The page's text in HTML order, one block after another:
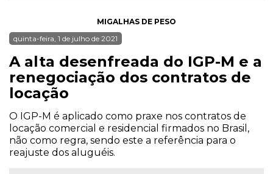
MIGALHAS DE PESO
quinta-feira, 1 de julho de 2021
A alta desenfreada do IGP-M e a
renegociação dos contratos de
locação
O IGP-M é aplicado como praxe nos contratos de
locação comercial e residencial firmados no Brasil,
não como regra, sendo este a referência para o
reajuste dos aluguéis.